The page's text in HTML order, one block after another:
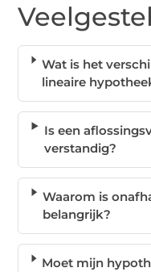
Wat is het
lineaire
Is een
verstandig?
Waarom is
belangrijk?
Moet mijn